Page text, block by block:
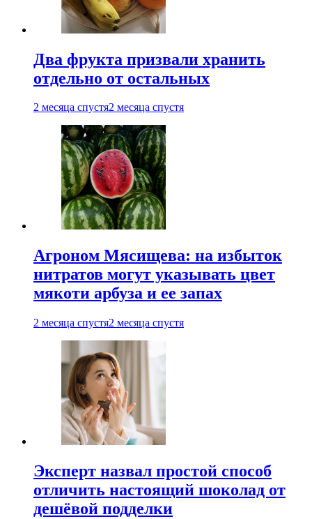
Два фрукта призвали хранить
отдельно от остальных
2 месяца спустя2 месяца спустя
Агроном Мясищева: на избыток
нитратов могут указывать цвет
мякоти арбуза и ее запах
2 месяца спустя2 месяца спустя
Эксперт назвал простой способ
отличить настоящий шоколад от
дешёвой подделки